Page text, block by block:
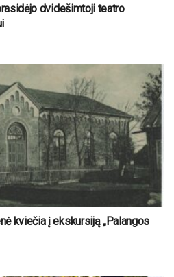
dvidešimtoji teatro
kviečia į ekskursiją „Palangos